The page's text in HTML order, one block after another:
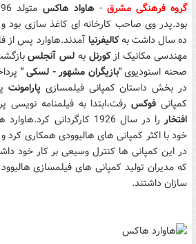
گروه فرهنگی مشرق- هاواد هاکس
بود.پدر وی صاحب کارخانه ای کاغذ سازی بود و
ده سال داشت بهکالیفرنیاآمدند.هاوارد پس از
مهندسی مکانیک ازکورنل به لس آنجلس
صحنه استودیوی"بازیگران مشهور - لسکی "
در بخش داستان کمپانی فیلمسازی پارامونت
کمپانی فوکسرفت،ابتدا به فیلمنامه
افتخار
را در سال 1926 کارگردانی
خود با اکثر کمپانی های هالیوودی همکاری
در این کمپانی ها کنترل وسیعی بر کار خود
که مدیران تولید کمپانی های فیلمسازی
سازان داشتند.